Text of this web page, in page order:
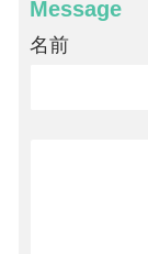
Message
名前